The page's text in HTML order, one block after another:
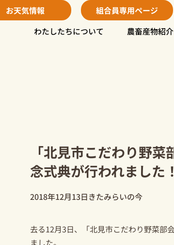
お天気情報 組合員専用ページ
わたしたちについて
農畜産物紹介
「北見市こだわり野
念式典が行われました！
2018年12月13日きたみらいの今
去る12月3日、「北見市こだわり野菜部
ました。